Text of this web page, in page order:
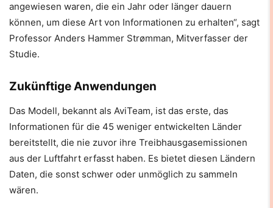
angewiesen waren, die ein Jahr oder länger dauern
können, um diese Art von Informationen zu erhalten“, sagt
Professor Anders Hammer Strømman, Mitverfasser der
Studie.
Zukünftige Anwendungen
Das Modell, bekannt als AviTeam, ist das erste, das
Informationen für die 45 weniger entwickelten Länder
bereitstellt, die nie zuvor ihre Treibhausgasemissionen
aus der Luftfahrt erfasst haben. Es bietet diesen Ländern
Daten, die sonst schwer oder unmöglich zu sammeln
wären.